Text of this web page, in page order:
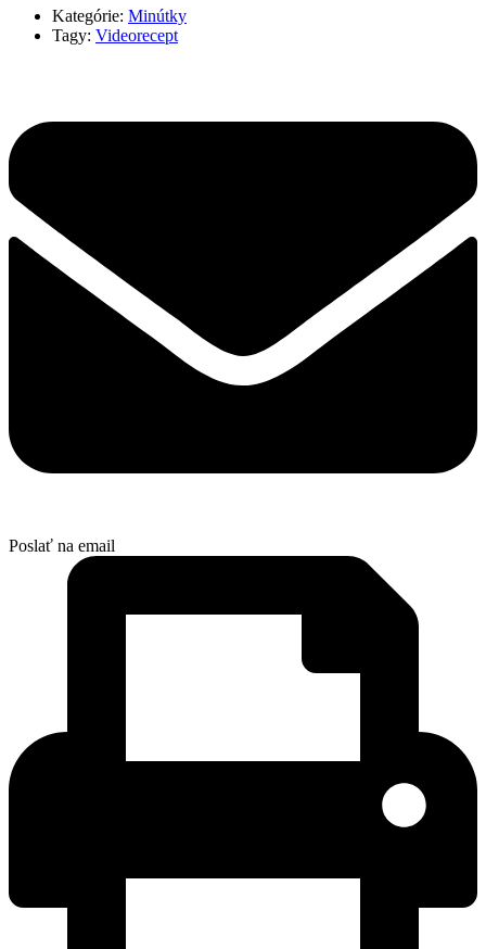
Kategórie: Minútky
Tagy: Videorecept
Poslať na email